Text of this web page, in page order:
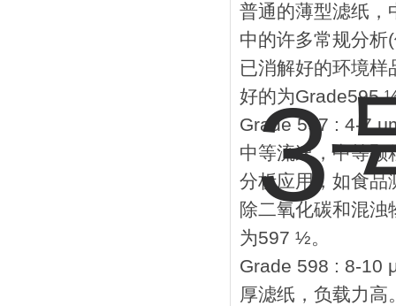
普通的薄型滤纸，
中的许多常规分析
已消解好的环境
好的为Grade595
Grade 597 : 4-7
中等流速，中等颗
分析应用，如食品
除二氧化碳和混
为597 ½。
Grade 598 : 8-10
厚滤纸，负载力